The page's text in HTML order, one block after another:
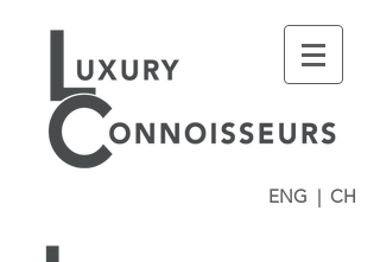
ENG | CH